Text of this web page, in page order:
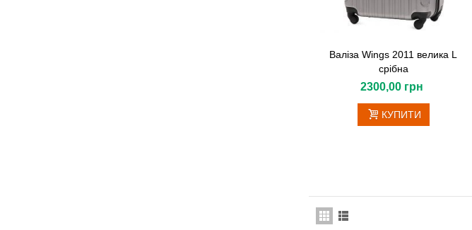
Валіза Wings 2011 велика L
срібна
2300,00 грн
КУПИТИ